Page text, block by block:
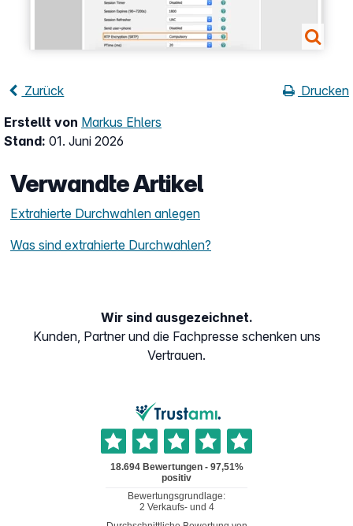
Zurück
Drucken
Erstellt von Markus Ehlers
Stand: 01. Juni 2026
Verwandte Artikel
Extrahierte Durchwahlen anlegen
Was sind extrahierte Durchwahlen?
Wir sind ausgezeichnet.
Kunden, Partner und die Fachpresse schenken uns
Vertrauen.